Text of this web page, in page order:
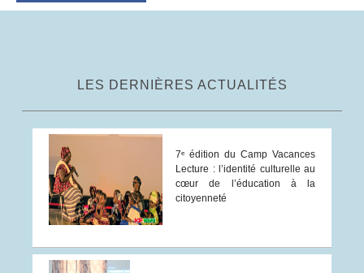
LES DERNIÈRES ACTUALITÉS
7ᵉ édition du Camp Vacances
Lecture : l’identité culturelle au
cœur de l’éducation à la
citoyenneté